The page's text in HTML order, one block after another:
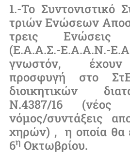
1.-Το Συντονιστικό
τριών Ενώσεων
τρεις Ενώσεις
(Ε.Α.Α.Σ.-Ε.Α.Α.Ν.-
γνωστόν, έχουν
προσφυγή στο
διοικητικών
Ν.4387/16 (νέος
νόμος/συντάξεις
χηρών) , η οποία θα
6η Οκτωβρίου.